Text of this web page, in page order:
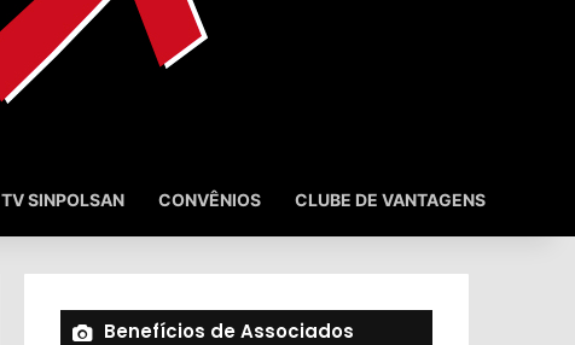
TV SINPOLSAN CONVÊNIOS CLUBE DE VANTAGENS
Benefícios de Associados